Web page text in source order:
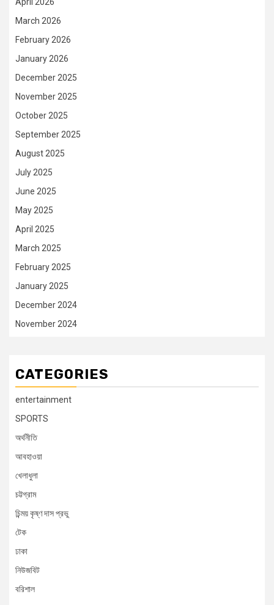
April 2026
March 2026
February 2026
January 2026
December 2025
November 2025
October 2025
September 2025
August 2025
July 2025
June 2025
May 2025
April 2025
March 2025
February 2025
January 2025
December 2024
November 2024
CATEGORIES
entertainment
SPORTS
অর্থনীতি
আবহাওয়া
খেলাধুলা
চট্টগ্রাম
চিন্ময় কৃষ্ণ দাস প্রভু
টেক
ঢাকা
নিউজবিট
বরিশাল